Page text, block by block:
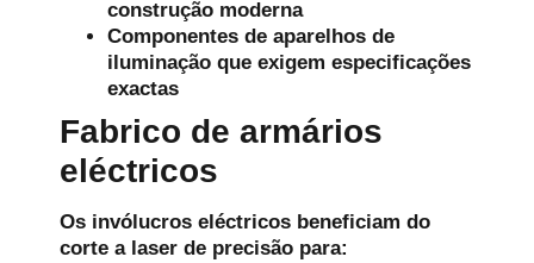
construção moderna
Componentes de aparelhos de
iluminação que exigem especificações
exactas
Fabrico de armários
eléctricos
Os invólucros eléctricos beneficiam do
corte a laser de precisão para: